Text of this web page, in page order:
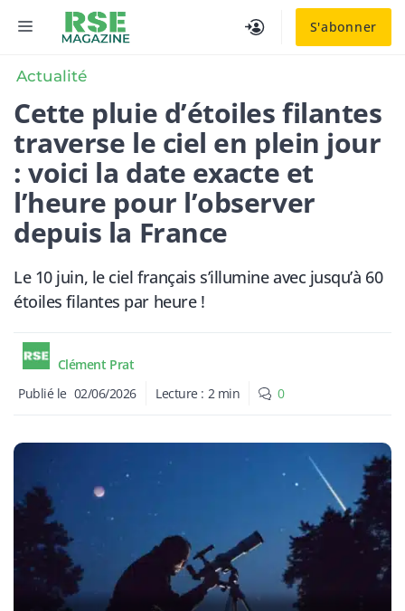
S'abonner
MENU
Actualité
Cette pluie d’étoiles filantes
traverse le ciel en plein jour
: voici la date exacte et
l’heure pour l’observer
depuis la France
Le 10 juin, le ciel français s’illumine avec jusqu’à 60
étoiles filantes par heure !
Clément Prat
Publié le 02/06/2026 Lecture : 2 min 0